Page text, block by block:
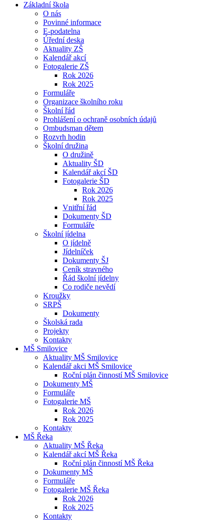
Základní škola
O nás
Povinné informace
E-podatelna
Úřední deska
Aktuality ZŠ
Kalendář akcí
Fotogalerie ZŠ
Rok 2026
Rok 2025
Formuláře
Organizace školního roku
Školní řád
Prohlášení o ochraně osobních údajů
Ombudsman dětem
Rozvrh hodin
Školní družina
O družině
Aktuality ŠD
Kalendář akcí ŠD
Fotogalerie ŠD
Rok 2026
Rok 2025
Vnitřní řád
Dokumenty ŠD
Formuláře
Školní jídelna
O jídelně
Jídelníček
Dokumenty ŠJ
Ceník stravného
Řád školní jídelny
Co rodiče nevědí
Kroužky
SRPŠ
Dokumenty
Školská rada
Projekty
Kontakty
MŠ Smilovice
Aktuality MŠ Smilovice
Kalendář akci MŠ Smilovice
Roční plán činností MŠ Smilovice
Dokumenty MŠ
Formuláře
Fotogalerie MŠ
Rok 2026
Rok 2025
Kontakty
MŠ Řeka
Aktuality MŠ Řeka
Kalendář akcí MŠ Řeka
Roční plán činností MŠ Řeka
Dokumenty MŠ
Formuláře
Fotogalerie MŠ Řeka
Rok 2026
Rok 2025
Kontakty